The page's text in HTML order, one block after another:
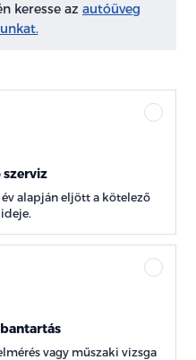
keresse az autóüveg
szerviz
alapján eljött a kötelező
vagy műszaki vizsga